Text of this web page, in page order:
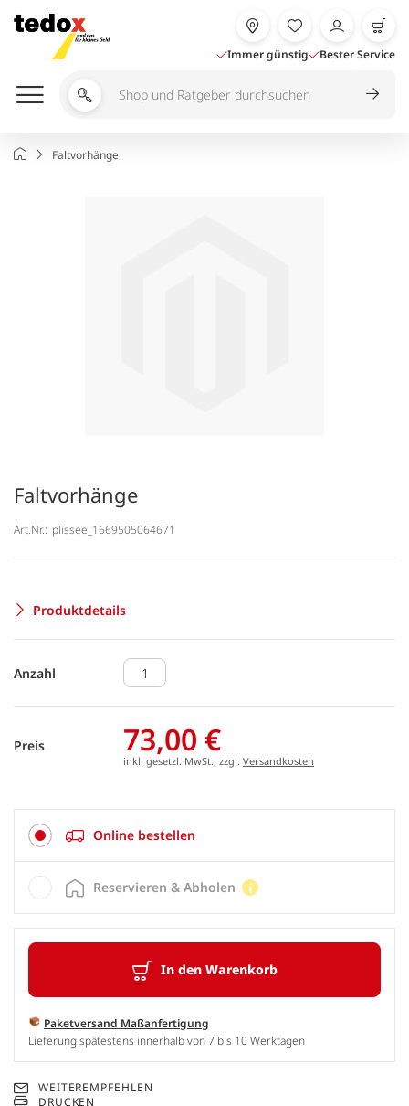
Inhalt
springen
Immer günstig Bester Service
Shop
durchsuchen
StartseiteFaltvorhänge
Faltvorhänge
Art.Nr.: plissee_1669505064671
Produktdetails
Anzahl
Preis 73,00 €
inkl. gesetzl. MwSt., zzgl. Versandkosten
Online bestellen
In den Warenkorb
Paketversand Maßanfertigung
Lieferung spätestens innerhalb von 7 bis 10 Werktagen
Reservieren & Abholen
WEITEREMPFEHLEN
DRUCKEN